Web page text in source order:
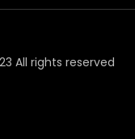
All rights reserved